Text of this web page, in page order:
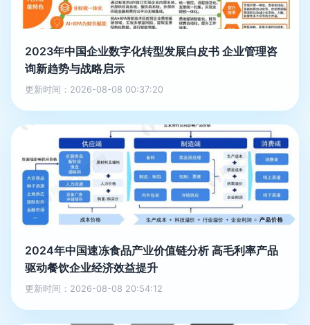
2023年中国企业数字化转型发展白皮书 企业管理咨
询新趋势与战略启示
更新时间：2026-08-08 00:37:20
2024年中国速冻食品产业价值链分析 高毛利率产品
驱动餐饮企业经济效益提升
更新时间：2026-08-08 20:54:12